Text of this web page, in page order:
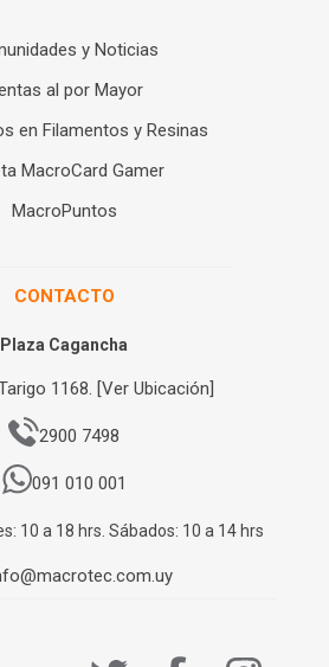
y Noticias
al por Mayor
en Filamentos y Resinas
MacroCard Gamer
MacroPuntos
CONTACTO
Plaza Cagancha
1168. [Ver Ubicación]
2900 7498
091 010 001
10 a 18 hrs. Sábados: 10 a 14 hrs